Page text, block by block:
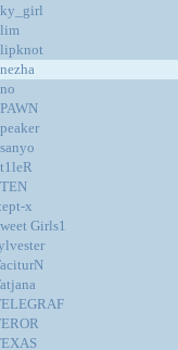
x
Girls1